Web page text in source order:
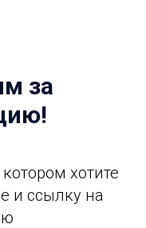
за
хотите
и ссылку на